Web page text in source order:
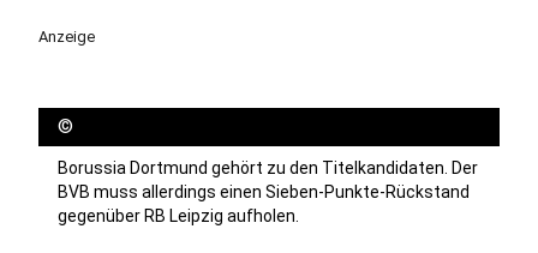
Anzeige
©
Borussia Dortmund gehört zu den Titelkandidaten. Der
BVB muss allerdings einen Sieben-Punkte-Rückstand
gegenüber RB Leipzig aufholen.